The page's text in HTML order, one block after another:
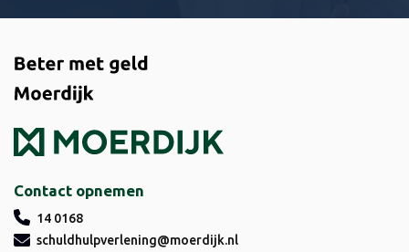
Contact opnemen
14 0168
schuldhulpverlening@moerdijk.nl